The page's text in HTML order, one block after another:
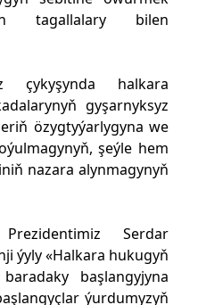
tagallalary bilen
çykyşynda halkara
gyşarnyksyz
özygtyýarlygyna we
şeýle hem
nazara alynmagynyň
Serdar
ýyly «Halkara hukugyň
başlangyjyna
ýurdumyzyň